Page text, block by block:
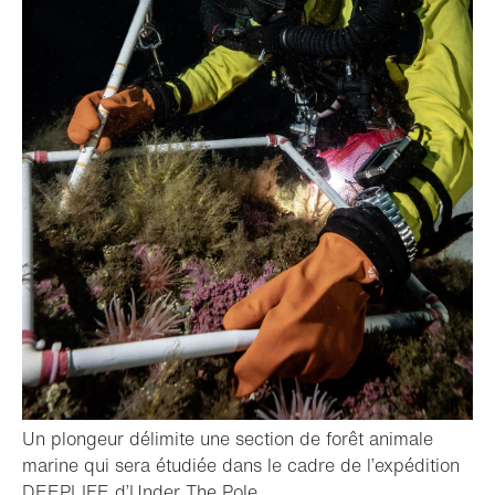
Un plongeur délimite une section de forêt animale
marine qui sera étudiée dans le cadre de l’expédition